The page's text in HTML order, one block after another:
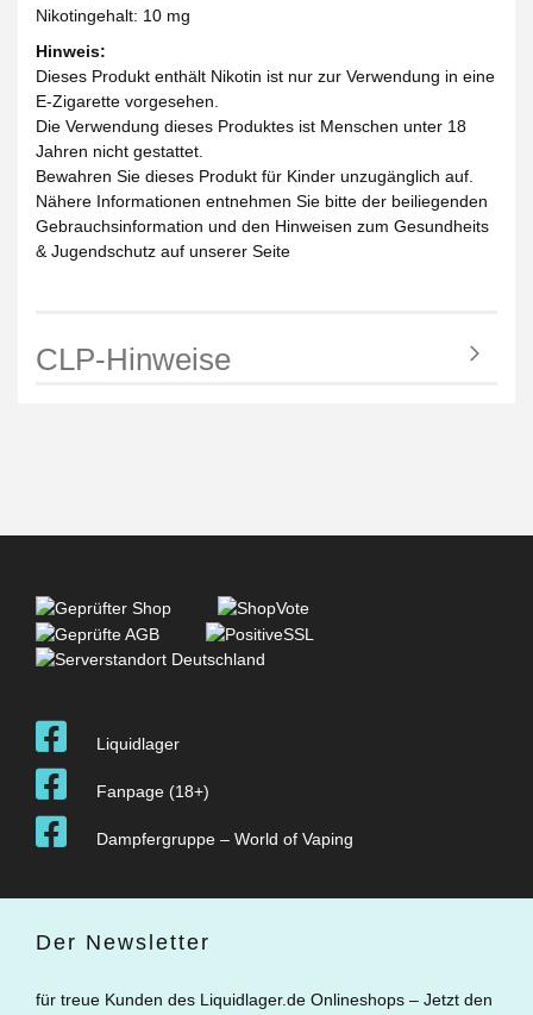
Nikotingehalt: 10 mg
Hinweis:
Dieses Produkt enthält Nikotin ist nur zur Verwendung in eine
E-Zigarette vorgesehen.
Die Verwendung dieses Produktes ist Menschen unter 18
Jahren nicht gestattet.
Bewahren Sie dieses Produkt für Kinder unzugänglich auf.
Nähere Informationen entnehmen Sie bitte der beiliegenden
Gebrauchsinformation und den Hinweisen zum Gesundheits
& Jugendschutz auf unserer Seite
CLP-Hinweise
Liquidlager
Fanpage (18+)
Dampfergruppe – World of Vaping
Der Newsletter
für treue Kunden des Liquidlager.de Onlineshops – Jetzt den